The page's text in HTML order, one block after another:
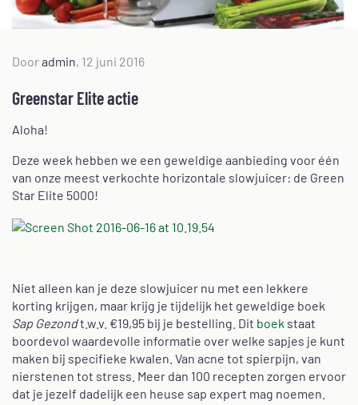
Dooradmin, 12 juni 2016
Greenstar Elite actie
Aloha!
Deze week hebben we een geweldige aanbieding voor één
van onze meest verkochte horizontale slowjuicer: de Green
Star Elite 5000!
Niet alleen kan je deze slowjuicer nu met een lekkere
korting krijgen, maar krijg je tijdelijk het geweldige boek
Sap Gezondt.w.v. €19,95 bij je bestelling. Dit boek staat
boordevol waardevolle informatie over welke sapjes je kunt
maken bij specifieke kwalen. Van acne tot spierpijn, van
nierstenen tot stress. Meer dan 100 recepten zorgen ervoor
dat je jezelf dadelijk een heuse sap expert mag noemen.